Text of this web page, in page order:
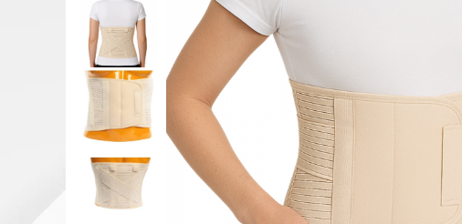
PROTEZE PENTRU MEMBRUL
PROTEZE PENTRU MEMBRUL
ORTEZE PE MASURA
INDIVIDUALA
ORTEZE PENTRU MEMBRUL
ORTEZE PENTRU MEMBRUL